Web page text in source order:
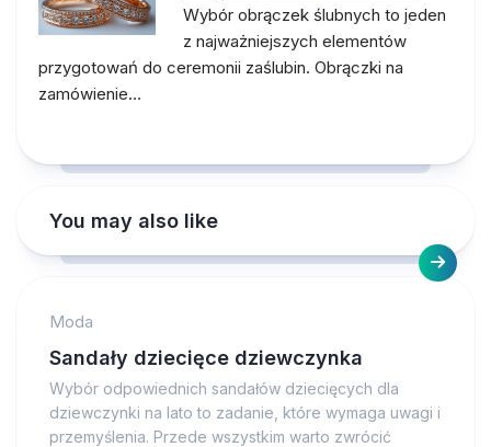
Wybór obrączek ślubnych to jeden
z najważniejszych elementów
przygotowań do ceremonii zaślubin. Obrączki na
zamówienie…
You may also like
Moda
Sandały dziecięce dziewczynka
Wybór odpowiednich sandałów dziecięcych dla
dziewczynki na lato to zadanie, które wymaga uwagi i
przemyślenia. Przede wszystkim warto zwrócić